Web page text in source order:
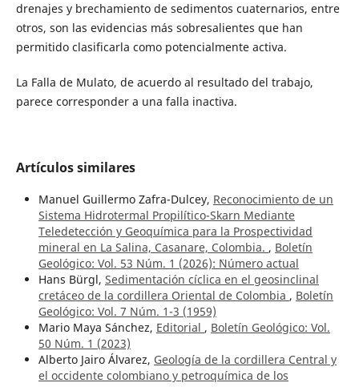
drenajes y brechamiento de sedimentos cuaternarios, entre
otros, son las evidencias más sobresalientes que han
permitido clasificarla como potencialmente activa.
La Falla de Mulato, de acuerdo al resultado del trabajo,
parece corresponder a una falla inactiva.
Artículos similares
Manuel Guillermo Zafra-Dulcey, Reconocimiento de un
Sistema Hidrotermal Propilítico-Skarn Mediante
Teledetección y Geoquímica para la Prospectividad
mineral en La Salina, Casanare, Colombia. , Boletín
Geológico: Vol. 53 Núm. 1 (2026): ¨Número actual
Hans Bürgl, Sedimentación cíclica en el geosinclinal
cretáceo de la cordillera Oriental de Colombia , Boletín
Geológico: Vol. 7 Núm. 1-3 (1959)
Mario Maya Sánchez, Editorial , Boletín Geológico: Vol.
50 Núm. 1 (2023)
Alberto Jairo Álvarez, Geología de la cordillera Central y
el occidente colombiano y petroquímica de los